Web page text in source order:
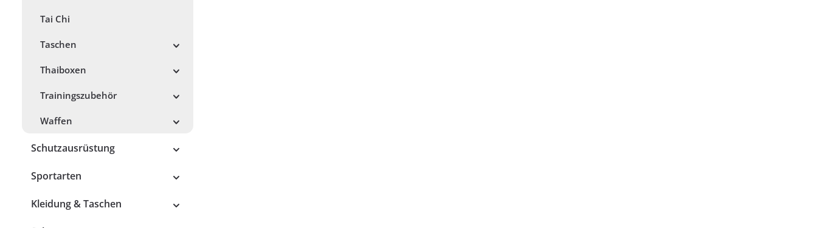
Tai Chi
Taschen
Thaiboxen
Trainingszubehör
Waffen
Schutzausrüstung
Sportarten
Kleidung & Taschen